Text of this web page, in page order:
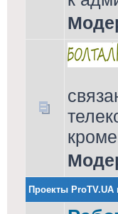
Проекты ProTV.UA